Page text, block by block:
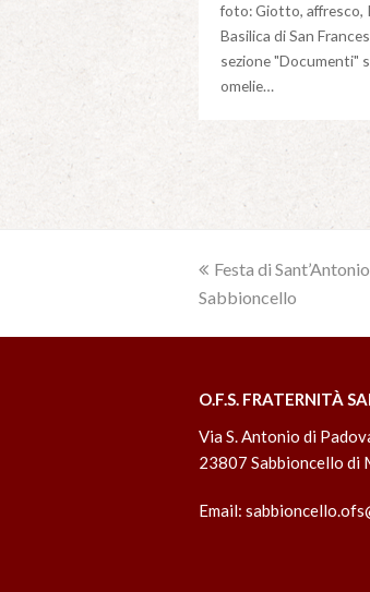
foto: Giotto, affresco,
Basilica di San
sezione "Documenti"
omelie…
previous
post:
Festa di
Sabbioncello
O.F.S. FRATERNITÀ
Via S. Antonio di
23807 Sabbioncello di
Email: